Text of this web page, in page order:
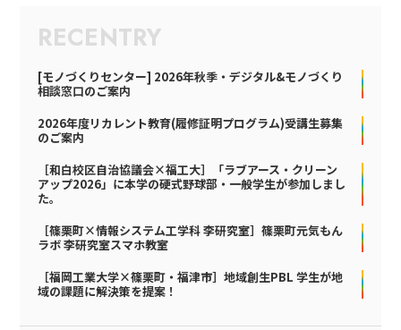
RECENTRY
[モノづくりセンター] 2026年秋季・デジタル&モノづくり
相談窓口のご案内
2026年度リカレント教育(履修証明プログラム)受講生募集
のご案内
［和白校区自治協議会×福工大］「ラブアース・クリーン
アップ2026」に本学の硬式野球部・一般学生が参加しまし
た。
［篠栗町×情報システム工学科 李研究室］篠栗町元気もん
ラボ 李研究室スマホ教室
［福岡工業大学×篠栗町・福津市］地域創生PBL 学生が地
域の課題に解決策を提案！